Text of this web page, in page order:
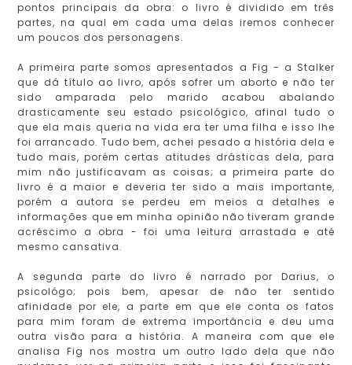
pontos principais da obra: o livro é dividido em três
partes, na qual em cada uma delas iremos conhecer
um poucos dos personagens.
A primeira parte somos apresentados a Fig - a Stalker
que dá título ao livro, após sofrer um aborto e não ter
sido amparada pelo marido acabou abalando
drasticamente seu estado psicológico, afinal tudo o
que ela mais queria na vida era ter uma filha e isso lhe
foi arrancado. Tudo bem, achei pesado a história dela e
tudo mais, porém certas atitudes drásticas dela, para
mim não justificavam as coisas; a primeira parte do
livro é a maior e deveria ter sido a mais importante,
porém a autora se perdeu em meios a detalhes e
informações que em minha opinião não tiveram grande
acréscimo a obra - foi uma leitura arrastada e até
mesmo cansativa.
A segunda parte do livro é narrado por Darius, o
psicológo; pois bem, apesar de não ter sentido
afinidade por ele, a parte em que ele conta os fatos
para mim foram de extrema importância e deu uma
outra visão para a história. A maneira com que ele
analisa Fig nos mostra um outro lado dela que não